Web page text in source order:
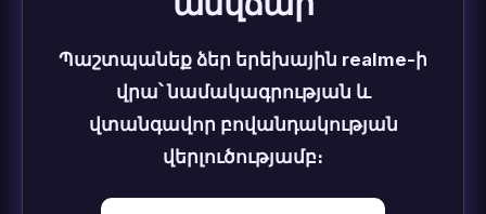
Պաշտպանեք ձեր երեխային realme-ի
վրա՝ նամակագրության և
վտանգավոր բովանդակության
վերլուծությամբ։